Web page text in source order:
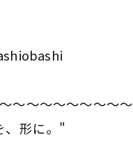
〜〜〜〜〜〜〜〜〜
形に。"